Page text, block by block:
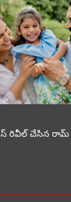
ఫేస్ రివీల్ చేసిన